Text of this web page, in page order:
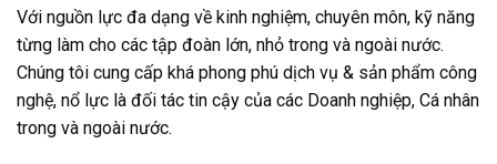
Với nguồn lực đa dạng về kinh nghiệm, chuyên môn, kỹ năng
từng làm cho các tập đoàn lớn, nhỏ trong và ngoài nước.
Chúng tôi cung cấp khá phong phú dịch vụ & sản phẩm công
nghệ, nổ lực là đối tác tin cậy của các Doanh nghiệp, Cá nhân
trong và ngoài nước.